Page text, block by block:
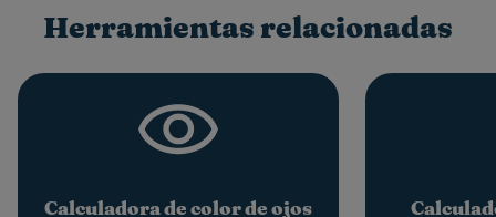
Herramientas relacionadas
Calculadora de color de ojos